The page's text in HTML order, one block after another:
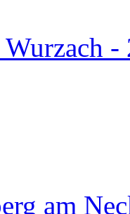
Wurzach
am